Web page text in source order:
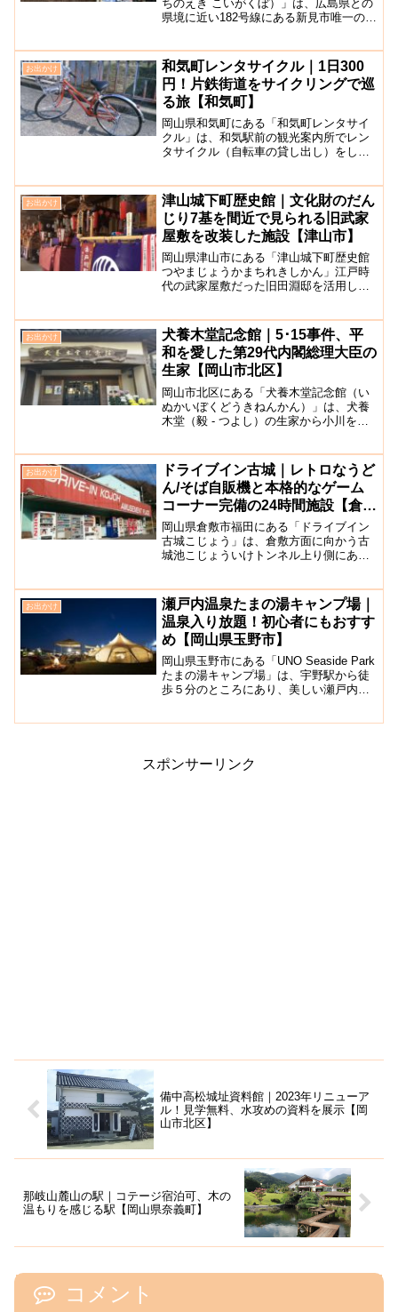
ちのえき こいがくぼ）」は、広島県との
県境に近い182号線にある新見市唯一の道
ランは、新見市哲西町で収穫したお米や
旬の野菜などを使...
お出かけ
和気町レンタサイクル｜1日300
円！片鉄街道をサイクリングで巡
る旅【和気町】
岡山県和気町にある「和気町レンタサイ
クル」は、和気駅前の観光案内所でレン
タサイクル（自転車の貸し出し）をして
格で利用することができ、大人用から子
供用まで幅広く対応...
お出かけ
津山城下町歴史館｜文化財のだん
じり7基を間近で見られる旧武家
屋敷を改装した施設【津山市】
岡山県津山市にある「津山城下町歴史館
つやまじょうかまちれきしかん」江戸時
代の武家屋敷だった旧田淵邸を活用し
す。だんじりは「津山まつり」で実際に
使用されるものです。だんじ...
お出かけ
犬養木堂記念館｜5･15事件、平
和を愛した第29代内閣総理大臣の
生家【岡山市北区】
岡山市北区にある「犬養木堂記念館（い
ぬかいぼくどうきねんかん）」は、犬養
木堂（毅 - つよし）の生家から小川を隔
どが展示されています。第29代内閣総理
大臣であり、平和を...
お出かけ
ドライブイン古城｜レトロなうど
ん/そば自販機と本格的なゲーム
コーナー完備の24時間施設【倉敷
市福田】
岡山県倉敷市福田にある「ドライブイン
古城こじょう」は、倉敷方面に向かう古
城池こじょういけトンネル上り側にある
には自動販売機コーナーとレトロなゲー
ムセンターがあるのみ。ゲ...
お出かけ
瀬戸内温泉たまの湯キャンプ場｜
温泉入り放題！初心者にもおすす
め【岡山県玉野市】
岡山県玉野市にある「UNO Seaside Park
たまの湯キャンプ場」は、宇野駅から徒
歩５分のところにあり、美しい瀬戸内海
スポンサーリンク
備中高松城址資料館｜2023年リニューア
ル！見学無料、水攻めの資料を展示【岡
山市北区】
那岐山麓山の駅｜コテージ宿泊可、木の
温もりを感じる駅【岡山県奈義町】
コメント